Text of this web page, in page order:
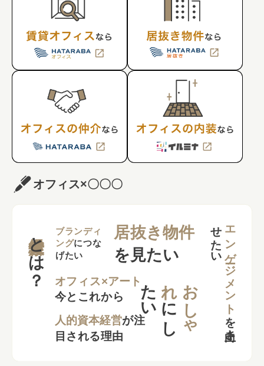
オフィス×〇〇〇
とは？
ブランディ
ングにつな
げたい
居抜き物件
を見たい
オフィス×アート
今とこれから
人的資本経営が注
目される理由
お
し
ゃ
れ
に
し
た
い エンゲージメント
を
向上さ
せ
た
い